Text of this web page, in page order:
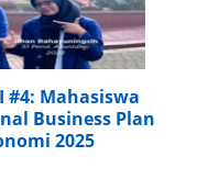
#4: Mahasiswa